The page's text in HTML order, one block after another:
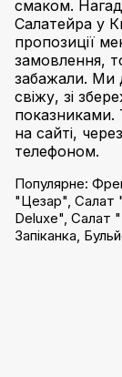
смаком.
Салатейра у
пропозиції
замовлення,
забажали. Ми
свіжу, зі
показниками.
на сайті,
телефоном.
Популярне:
"Цезар", Салат
Deluxe", Салат
Запіканка,